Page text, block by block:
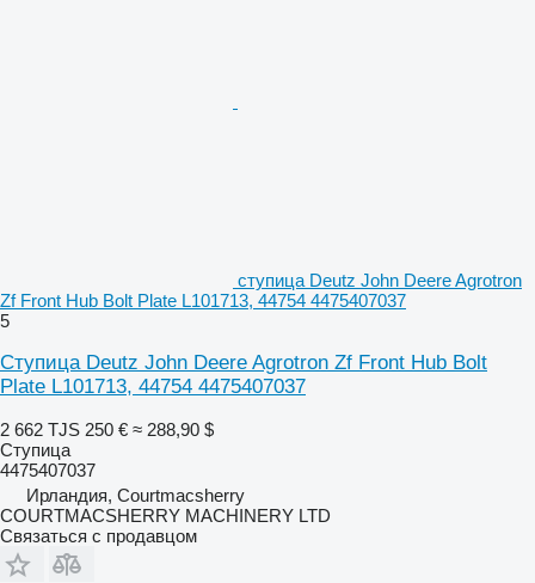
ступица Deutz John Deere Agrotron
Zf Front Hub Bolt Plate L101713, 44754 4475407037
5
Ступица Deutz John Deere Agrotron Zf Front Hub Bolt
Plate L101713, 44754 4475407037
2 662 TJS 250 € ≈ 288,90 $
Ступица
4475407037
Ирландия, Courtmacsherry
COURTMACSHERRY MACHINERY LTD
Связаться с продавцом